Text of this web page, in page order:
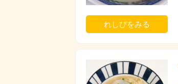
れしぴをみる